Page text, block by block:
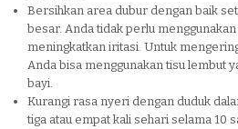
Bersihkan area dubur dengan baik
besar. Anda tidak perlu
meningkatkan iritasi. Untuk
Anda bisa menggunakan tisu lembut
bayi.
Kurangi rasa nyeri dengan duduk
tiga atau empat kali sehari selama 10